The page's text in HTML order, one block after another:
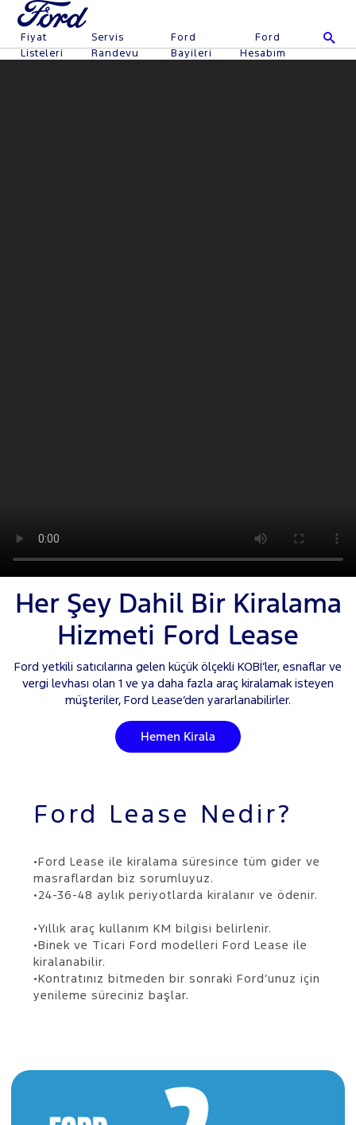
Fiyat
Listeleri
Servis
Randevu
Ford
Bayileri
Ford
Hesabım
Her Şey Dahil Bir Kiralama
Hizmeti Ford Lease
Ford yetkili satıcılarına gelen küçük ölçekli KOBİ’ler, esnaflar ve
vergi levhası olan 1 ve ya daha fazla araç kiralamak isteyen
müşteriler, Ford Lease’den yararlanabilirler.
Hemen Kirala
Ford Lease Nedir?
•Ford Lease ile kiralama süresince tüm gider ve
masraflardan biz sorumluyuz.
•​24-36-48 aylık periyotlarda kiralanır ve ödenir.
•Yıllık araç kullanım KM bilgisi belirlenir.
•Binek ve Ticari Ford modelleri Ford Lease ile
kiralanabilir.
•Kontratınız bitmeden bir sonraki Ford’unuz için
yenileme süreciniz başlar.